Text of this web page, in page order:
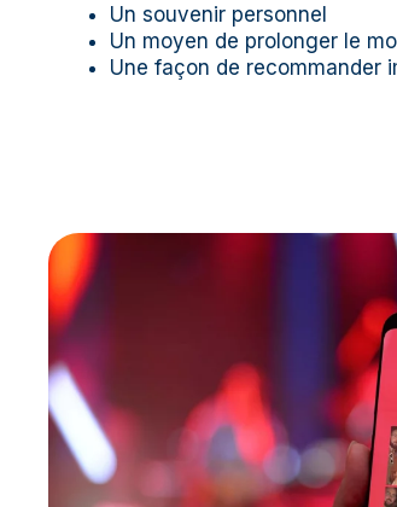
Un souvenir personnel
Un moyen de prolonger le
Une façon de recommander